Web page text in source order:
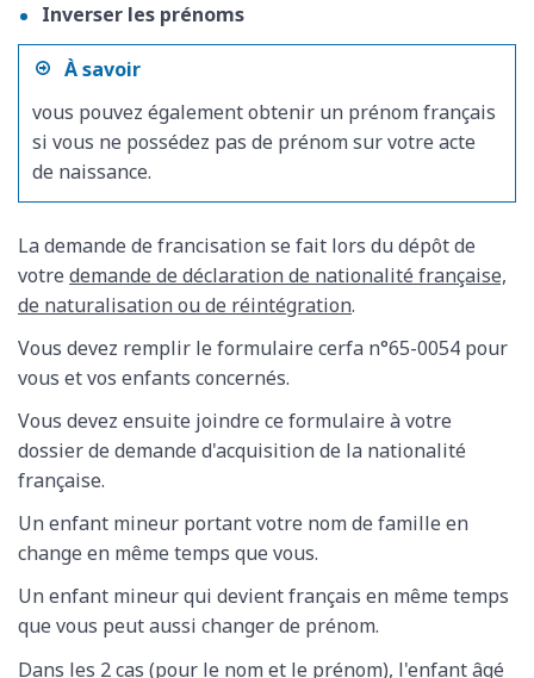
Inverser les prénoms
À savoir
vous pouvez également obtenir un prénom français
si vous ne possédez pas de prénom sur votre acte
de naissance.
La demande de francisation se fait lors du dépôt de
votre demande de déclaration de nationalité française,
de naturalisation ou de réintégration.
Vous devez remplir le formulaire cerfa n°65-0054 pour
vous et vos enfants concernés.
Vous devez ensuite joindre ce formulaire à votre
dossier de demande d'acquisition de la nationalité
française.
Un enfant mineur portant votre nom de famille en
change en même temps que vous.
Un enfant mineur qui devient français en même temps
que vous peut aussi changer de prénom.
Dans les 2 cas (pour le nom et le prénom), l'enfant âgé